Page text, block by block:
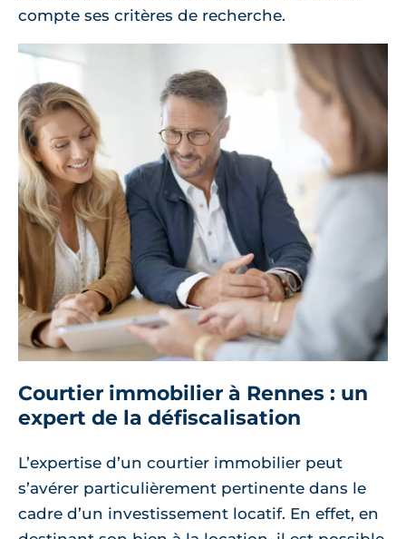
compte ses critères de recherche.
Courtier immobilier à Rennes : un
expert de la défiscalisation
L’expertise d’un courtier immobilier peut
s’avérer particulièrement pertinente dans le
cadre d’un investissement locatif. En effet, en